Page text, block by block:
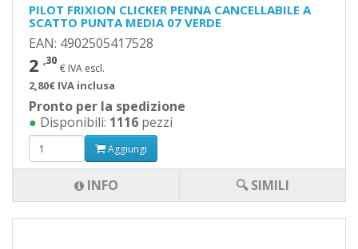
PILOT FRIXION CLICKER PENNA CANCELLABILE A
SCATTO PUNTA MEDIA 07 VERDE
EAN: 4902505417528
2 ,30
€ IVA escl.
2,80€ IVA inclusa
Pronto per la spedizione
● Disponibili: 1116 pezzi
Aggiungi
INFO 🔍 SIMILI